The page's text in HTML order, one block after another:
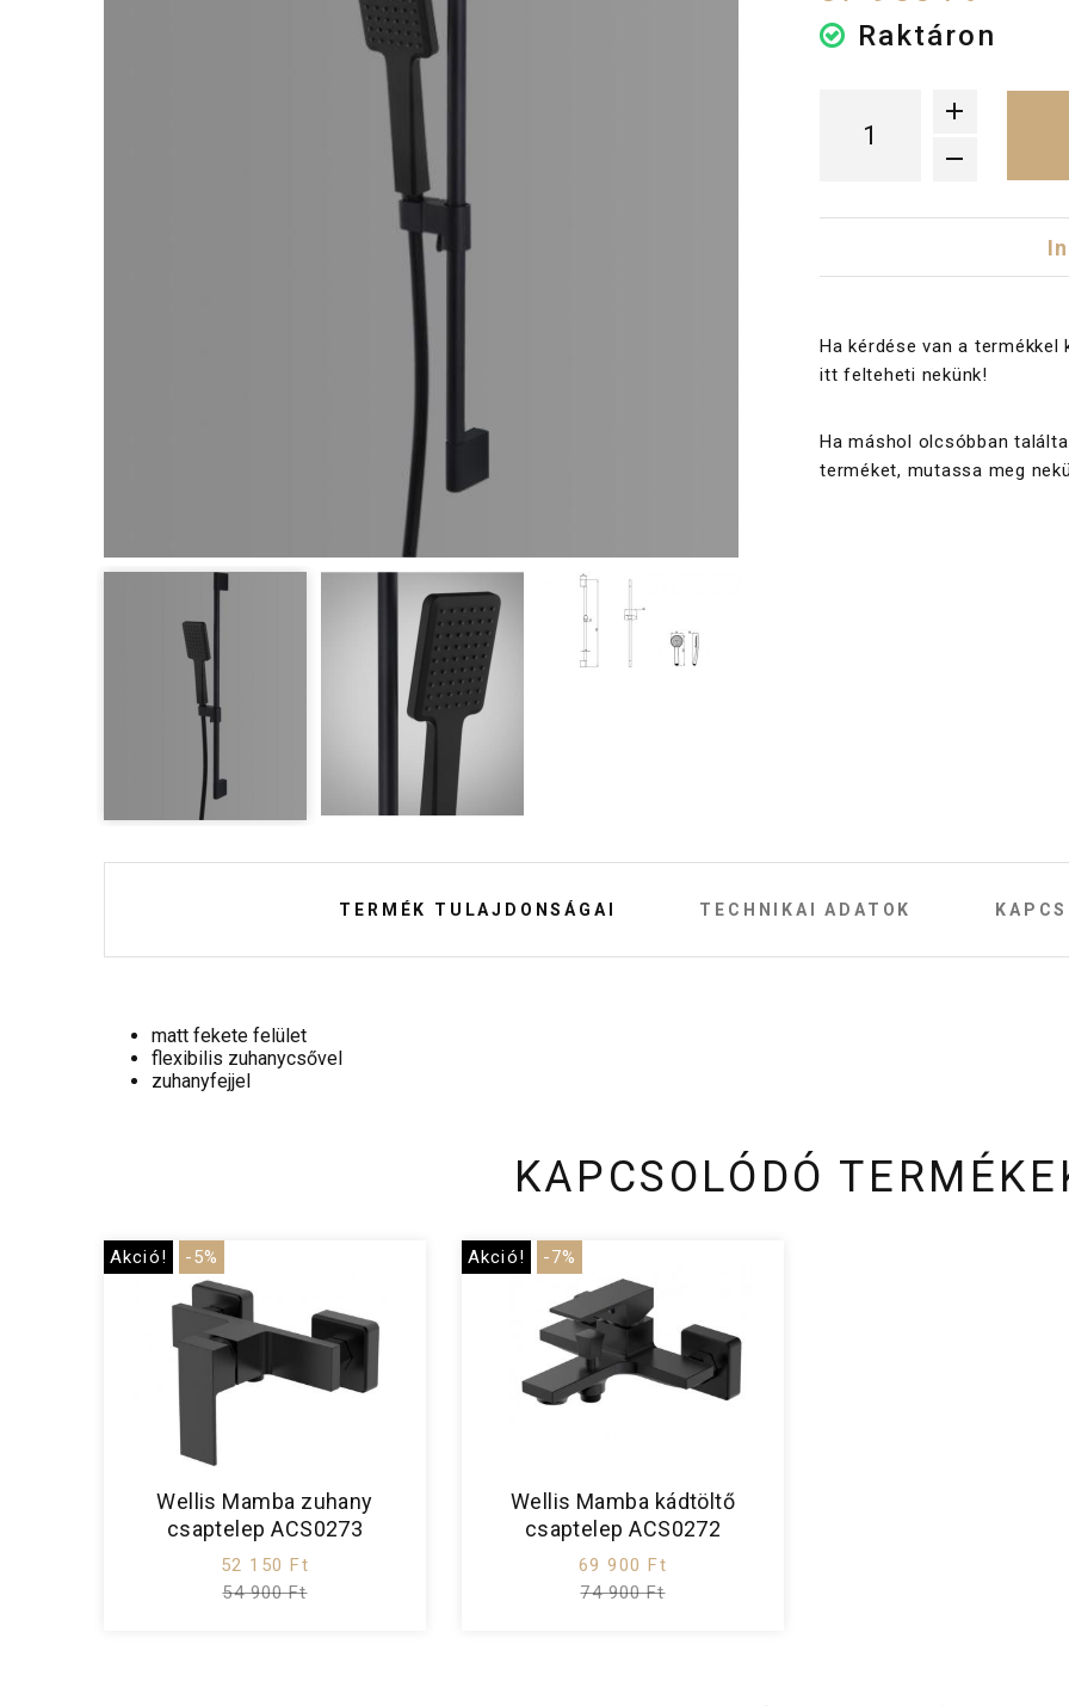
Raktáron
Ha kérdése van a termékkel
itt felteheti nekünk!
Ha máshol olcsóbban
terméket, mutassa meg
TERMÉK TULAJDONSÁGAI TECHNIKAI ADATOK
matt fekete felület
flexibilis zuhanycsővel
zuhanyfejjel
KAPCSOLÓDÓ
Akció! -5%
Wellis Mamba zuhany
csaptelep ACS0273
52 150 Ft
54 900 Ft
Akció! -7%
Wellis Mamba kádtöltő
csaptelep ACS0272
69 900 Ft
74 900 Ft